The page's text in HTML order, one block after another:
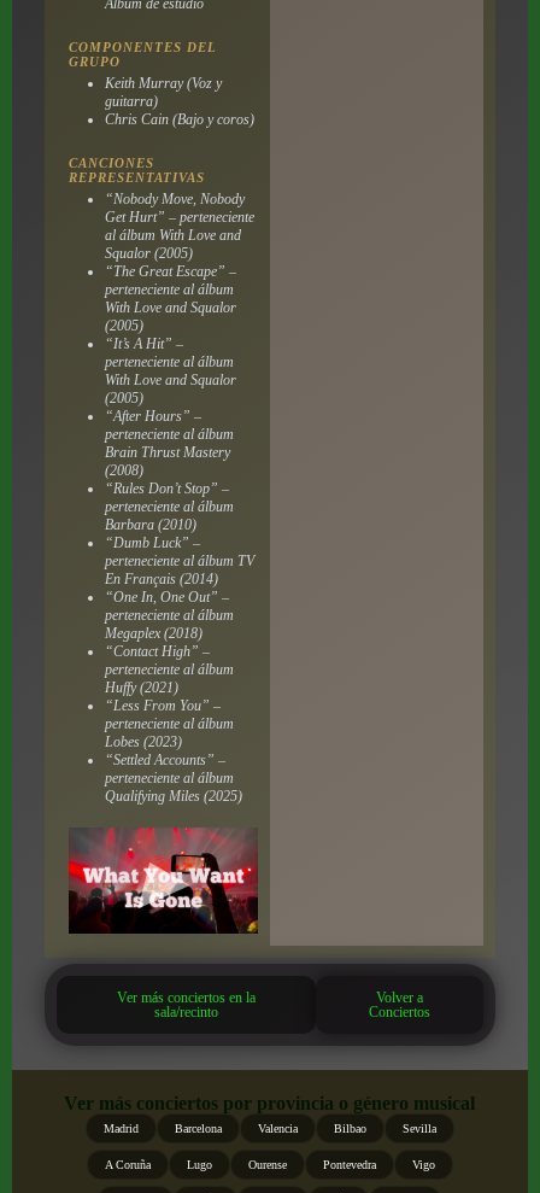
Álbum de estudio
COMPONENTES DEL
GRUPO
Keith Murray (Voz y
guitarra)
Chris Cain (Bajo y coros)
CANCIONES
REPRESENTATIVAS
“Nobody Move, Nobody
Get Hurt” – perteneciente
al álbum With Love and
Squalor(2005)
“The Great Escape” –
perteneciente al álbum
With Love and Squalor
(2005)
“It’s A Hit” –
perteneciente al álbum
With Love and Squalor
(2005)
“After Hours” –
perteneciente al álbum
Brain Thrust Mastery
(2008)
“Rules Don’t Stop” –
perteneciente al álbum
Barbara(2010)
“Dumb Luck” –
perteneciente al álbum TV
En Français(2014)
“One In, One Out” –
perteneciente al álbum
Megaplex(2018)
“Contact High” –
perteneciente al álbum
Huffy(2021)
“Less From You” –
perteneciente al álbum
Lobes(2023)
“Settled Accounts” –
perteneciente al álbum
Qualifying Miles(2025)
Ver más conciertos en la
sala/recinto
Volver a
Conciertos
Ver más conciertos por provincia o género musical
Madrid Barcelona Valencia Bilbao Sevilla
A Coruña Lugo Ourense Pontevedra Vigo